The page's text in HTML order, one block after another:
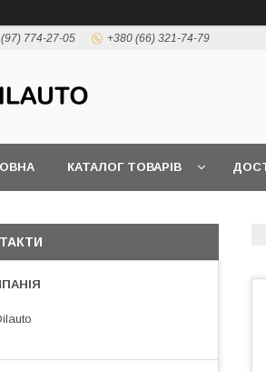
774-27-05 +380 (66) 321-74-79
КАТАЛОГ ТОВАРІВ